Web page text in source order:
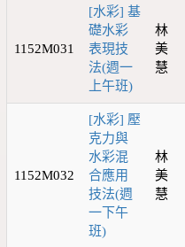
1152M031
[水彩] 基
礎水彩
表現技
法(週一
上午班)
林
美
慧
1152M032
[水彩] 壓
克力與
水彩混
合應用
技法(週
一下午
班)
林
美
慧